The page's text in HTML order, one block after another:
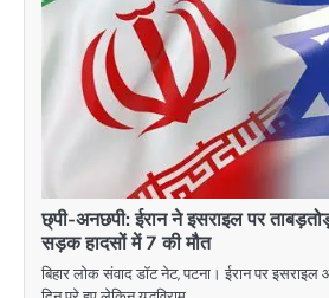
छ्पी-अनछपी: ईरान ने इसराइल पर
सड़क हादसों में 7 की मौत
बिहार लोक संवाद डॉट नेट, पटना। ईरान पर